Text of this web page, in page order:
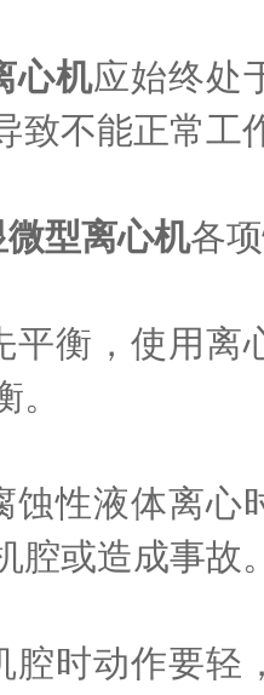
心机应始终处
致不能正常工
型离心机各
平衡，使用离
蚀性液体离心
腔或造成事故
腔时动作要轻